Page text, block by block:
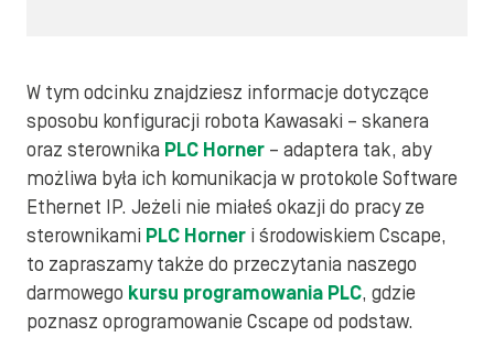
W tym odcinku znajdziesz informacje dotyczące
sposobu konfiguracji robota Kawasaki – skanera
oraz sterownika PLC Horner – adaptera tak, aby
możliwa była ich komunikacja w protokole Software
Ethernet IP. Jeżeli nie miałeś okazji do pracy ze
sterownikami PLC Horner i środowiskiem Cscape,
to zapraszamy także do przeczytania naszego
darmowego kursu programowania PLC, gdzie
poznasz oprogramowanie Cscape od podstaw.